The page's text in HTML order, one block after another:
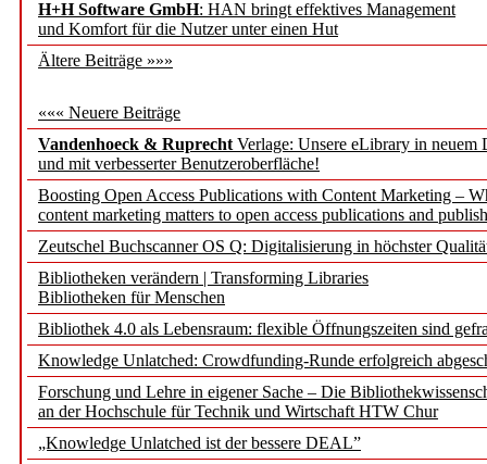
H+H Software GmbH: HAN bringt effektives Management
und Komfort für die Nutzer unter einen Hut
Ältere Beiträge »»»
««« Neuere Beiträge
Vandenhoeck & Ruprecht Verlage: Unsere eLibrary in neuem
und mit verbesserter Benutzeroberfläche!
Boosting Open Access Publications with Content Marketing –
content marketing matters to open access publications and
Zeutschel Buchscanner OS Q: Digitalisierung in höchster
Bibliotheken verändern | Transforming Libraries
Bibliotheken für Menschen
Bibliothek 4.0 als Lebensraum: flexible Öffnungszeiten sind
Knowledge Unlatched: Crowdfunding-Runde erfolgreich
Forschung und Lehre in eigener Sache – Die
an der Hochschule für Technik und Wirtschaft HTW Chur
„Knowledge Unlatched ist der bessere DEAL”